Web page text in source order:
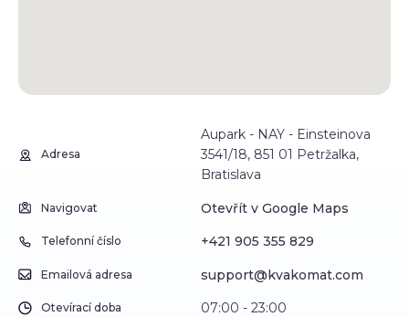
Adresa
Aupark - NAY - Einsteinova
3541/18, 851 01 Petržalka,
Bratislava
Navigovat Otevřít v Google Maps
Telefonní číslo +421 905 355 829
Emailová adresa support@kvakomat.com
Otevírací doba 07:00 - 23:00